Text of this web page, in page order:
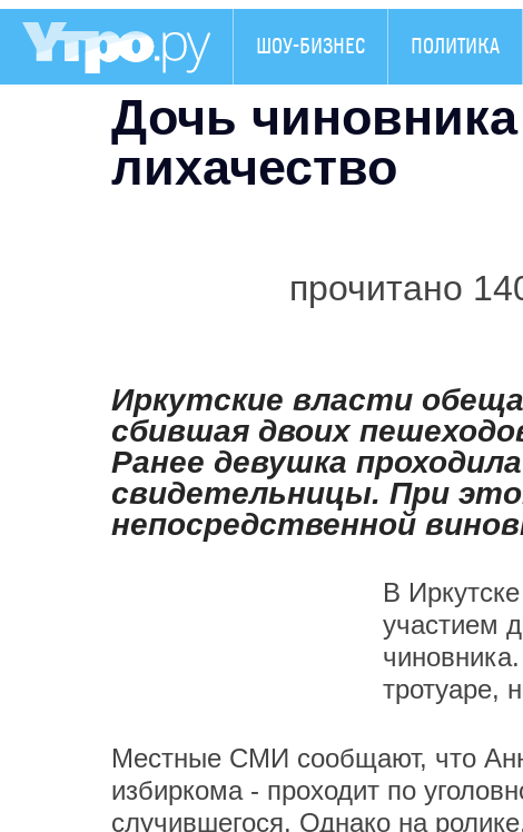
ШОУ-БИЗНЕС ПОЛИТИКА
Дочь чиновника
лихачество
прочитано
Иркутские власти
сбившая двоих
Ранее девушка
свидетельницы. При
непосредственной
В
участием
тротуаре,
Местные СМИ сообщают, что
избиркома - проходит по
случившегося. Однако на